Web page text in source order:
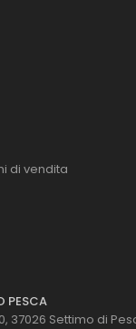
di vendita
PESCA
37026 Settimo di